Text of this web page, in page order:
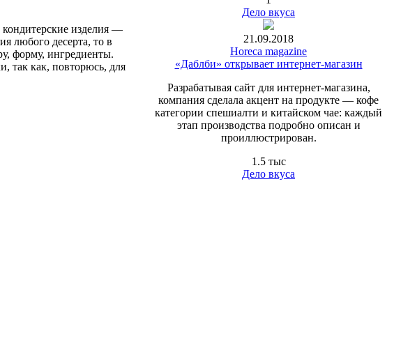
изделия —
любого десерта, то в
форму, ингредиенты.
так как, повторюсь, для
Дело вкуса
21.09.2018
Horeca magazine
«Даблби» открывает интернет-магазин
Разрабатывая сайт для интернет-магазина,
компания сделала акцент на продукте — кофе
категории спешиалти и китайском чае: каждый
этап производства подробно описан и
проиллюстрирован.
1.5 тыс
Дело вкуса